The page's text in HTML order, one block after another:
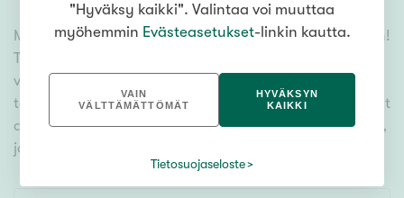
Kerros-/luhtitalo
Rivitalo/paritalo
Omakoti-/erillistalo
Maa- tai metsätila
Vapaa-ajan asunto
Meiltä löydät myytävät asunnot, oli tarpeesi mikä vain!
Tuhansien kohteiden ja satojen kiinteistönvälittäjien
verkostomme auttaa sinua kenties elämäsi
tärkeimmässä päätöksessä. Katso alta kaikki myytävät
asunnot. Hyödynnä myös kätevää hakutyökaluamme,
jonka avulla löydät omien toiveidesi mukaisen kodin.
"Hyväksy kaikki". Valintaa voi muuttaa
myöhemmin Evästeasetukset-linkin kautta.
VAIN
VÄLTTÄMÄTTÖMÄT
HYVÄKSYN
KAIKKI
Tietosuojaseloste